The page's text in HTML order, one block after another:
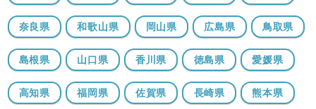
奈良県 和歌山県 岡山県 広島県 鳥取県
島根県 山口県 香川県 徳島県 愛媛県
高知県 福岡県 佐賀県 長崎県 熊本県